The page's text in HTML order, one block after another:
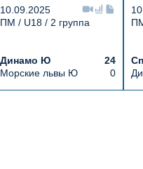
10.09.2025
ПМ / U18 / 2 группа
Динамо Ю
24
Морские львы Ю
0
Крылья